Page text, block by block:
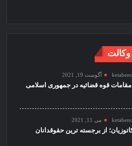
آگوست 19, 2021
قوه قضائیه در جمهوری اسلامی
می 11, 2021
از برجسته ترین حقوقدانان